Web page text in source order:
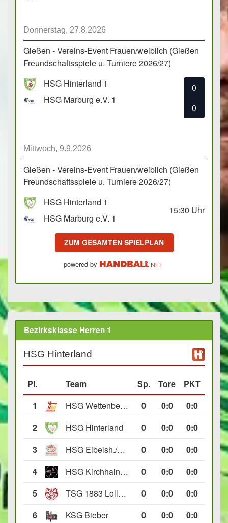
Donnerstag, 27.8.2026
Gießen - Vereins-Event Frauen/weiblich (Gießen
Freundschaftsspiele u. Turniere 2026/27)
HSG Hinterland 1
HSG Marburg e.V. 1
0
0
Mittwoch, 9.9.2026
Gießen - Vereins-Event Frauen/weiblich (Gießen
Freundschaftsspiele u. Turniere 2026/27)
HSG Hinterland 1
HSG Marburg e.V. 1
15:30 Uhr
ZUM GESAMTEN SPIELPLAN
powered by
Bezirksklasse Herren 1
HSG Hinterland
Pl. Team Sp. Tore
PKT
1
HSG Wettenberg III 0 0:0
0:0
2
HSG Hinterland 0 0:0
0:0
3
HSG Eibelsh./Ewersb. II 0 0:0
0:0
4
HSG Kirchhain/Neustadt II 0 0:0
0:0
5
TSG 1883 Lollar II 0 0:0
0:0
6
KSG Bieber 0 0:0 0:0